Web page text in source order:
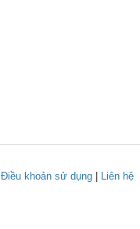
Điều khoản sử dụng
Liên hệ